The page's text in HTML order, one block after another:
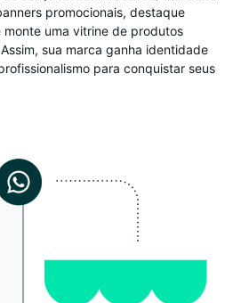
promocionais, destaque
uma vitrine de produtos
sua marca ganha identidade
para conquistar seus